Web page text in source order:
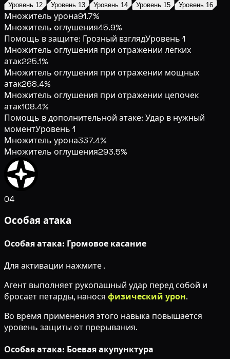
Уровень 12 Уровень 13 Уровень 14 Уровень 15 Уровень 16
Множитель урона91.7%
Множитель оглушения45.9%
Помощь в защите: Грозный взглядУровень 1
Множитель оглушения при отражении лёгких
атак225.1%
Множитель оглушения при отражении мощных
атак268.4%
Множитель оглушения при отражении цепочек
атак108.4%
Помощь в дополнительной атаке: Удар в нужный
моментУровень 1
Множитель урона337.4%
Множитель оглушения293.5%
04
Особая атака
Особая атака: Громовое касание
Для активации нажмите.
Агент выполняет рукопашный удар перед собой и
бросает петарды, нанося физический урон.
Во время применения этого навыка повышается
уровень защиты от прерывания.
Особая атака: Боевая акупунктура